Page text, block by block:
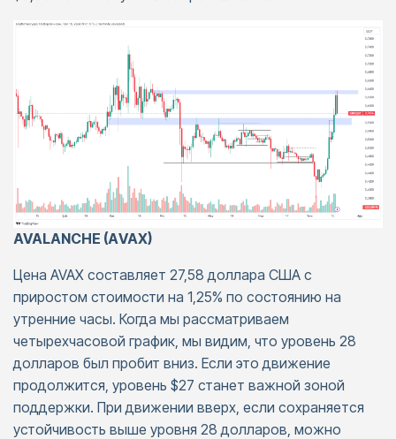
AVALANCHE (АVAX)
Цена AVAX составляет 27,58 доллара США с
приростом стоимости на 1,25% по состоянию на
утренние часы. Когда мы рассматриваем
четырехчасовой график, мы видим, что уровень 28
долларов был пробит вниз. Если это движение
продолжится, уровень $27 станет важной зоной
поддержки. При движении вверх, если сохраняется
устойчивость выше уровня 28 долларов, можно